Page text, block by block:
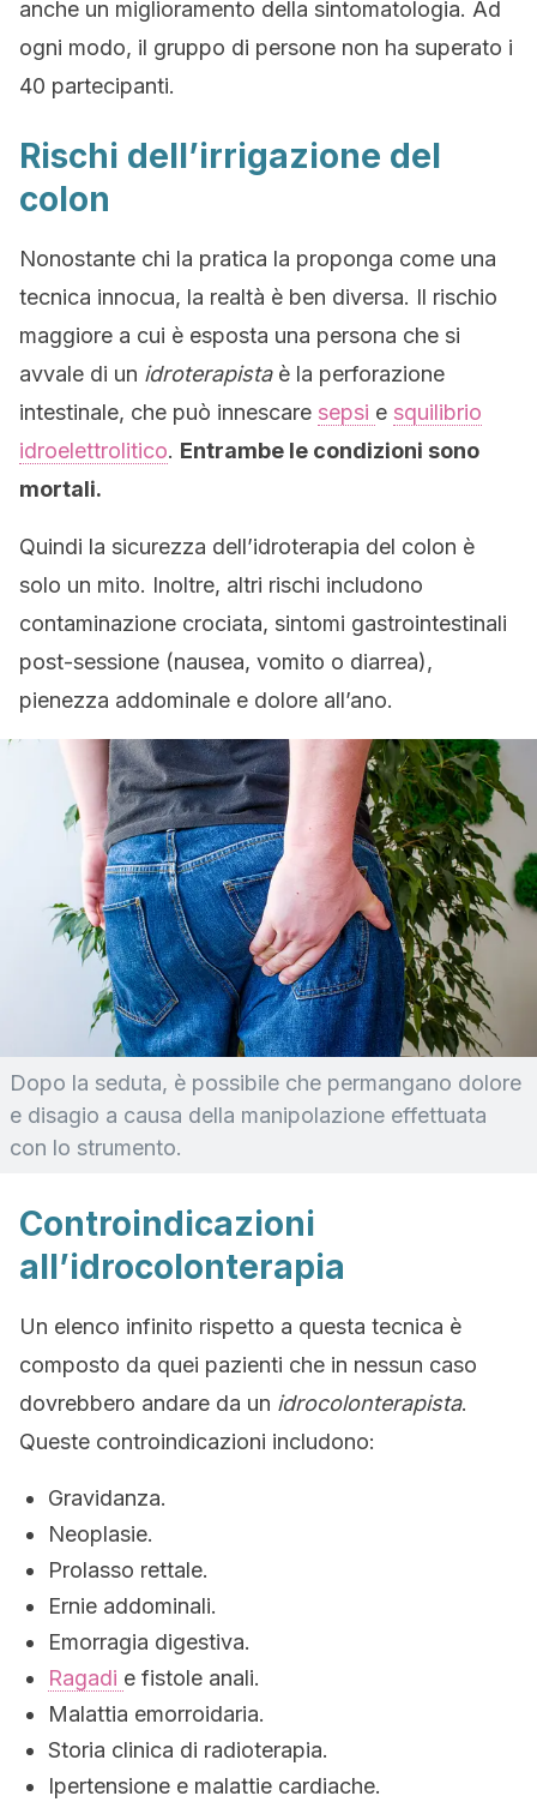
anche un miglioramento della sintomatologia. Ad
ogni modo, il gruppo di persone non ha superato i
40 partecipanti.
Rischi dell’irrigazione del
colon
Nonostante chi la pratica la proponga come una
tecnica innocua, la realtà è ben diversa. Il rischio
maggiore a cui è esposta una persona che si
avvale di un idroterapistaè la perforazione
intestinale, che può innescare sepsi e squilibrio
idroelettrolitico. Entrambe le condizioni sono
mortali.
Quindi la sicurezza dell’idroterapia del colon è
solo un mito. Inoltre, altri rischi includono
contaminazione crociata, sintomi gastrointestinali
post-sessione (nausea, vomito o diarrea),
pienezza addominale e dolore all’ano.
Dopo la seduta, è possibile che permangano dolore
e disagio a causa della manipolazione effettuata
con lo strumento.
Controindicazioni
all’idrocolonterapia
Un elenco infinito rispetto a questa tecnica è
composto da quei pazienti che in nessun caso
dovrebbero andare da un idrocolonterapista.
Queste controindicazioni includono:
Gravidanza.
Neoplasie.
Prolasso rettale.
Ernie addominali.
Emorragia digestiva.
Ragadi e fistole anali.
Malattia emorroidaria.
Storia clinica di radioterapia.
Ipertensione e malattie cardiache.